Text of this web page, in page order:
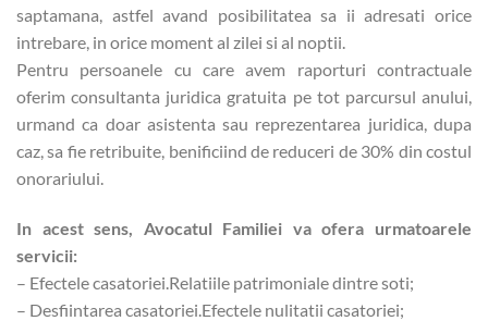
saptamana, astfel avand posibilitatea sa ii adresati orice
intrebare, in orice moment al zilei si al noptii.
Pentru persoanele cu care avem raporturi contractuale
oferim consultanta juridica gratuita pe tot parcursul anului,
urmand ca doar asistenta sau reprezentarea juridica, dupa
caz, sa fie retribuite, benificiind de reduceri de 30% din costul
onorariului.
In acest sens, Avocatul Familiei va ofera urmatoarele
servicii:
– Efectele casatoriei.Relatiile patrimoniale dintre soti;
– Desfiintarea casatoriei.Efectele nulitatii casatoriei;